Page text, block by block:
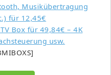
Musikübertragung
für 12,45€
Box für 49,84€ – 4K
usw.